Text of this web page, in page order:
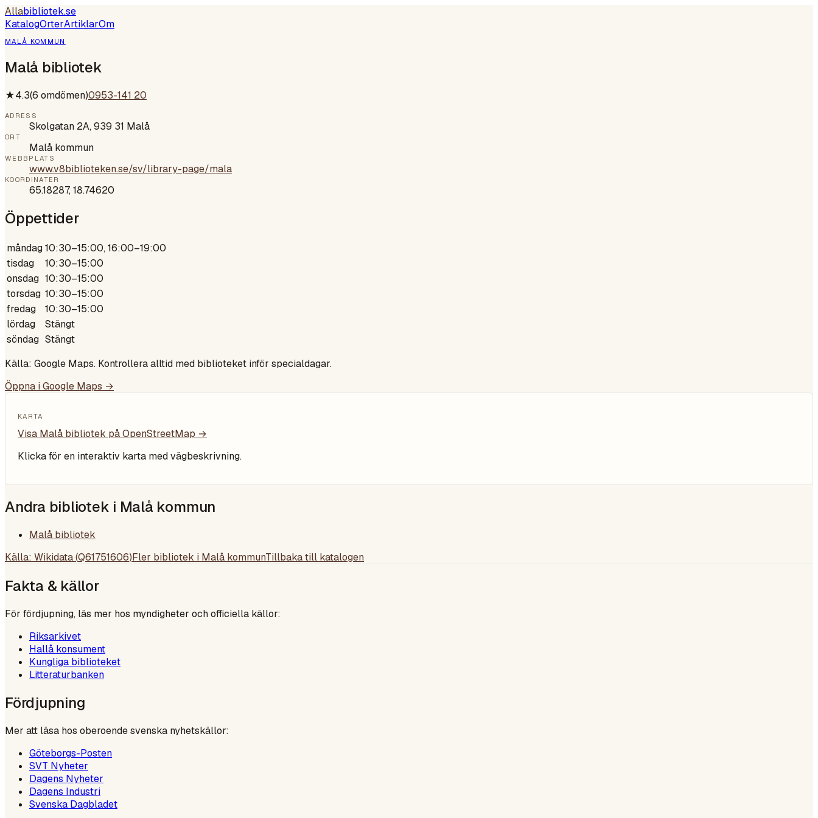
Allabibliotek.se
KatalogOrterArtiklarOm
MALÅ KOMMUN
Malå bibliotek
★4.3(6 omdömen)0953-141 20
ADRESS
Skolgatan 2A, 939 31 Malå
ORT
Malå kommun
WEBBPLATS
www.v8biblioteken.se/sv/library-page/mala
KOORDINATER
65.18287,18.74620
Öppettider
måndag10:30–15:00, 16:00–19:00
tisdag
10:30–15:00
onsdag 10:30–15:00
torsdag 10:30–15:00
fredag
10:30–15:00
lördag
Stängt
söndag Stängt
Källa: Google Maps. Kontrollera alltid med biblioteket inför specialdagar.
Öppna i Google Maps →
KARTA
Visa Malå bibliotek på OpenStreetMap →
Klicka för en interaktiv karta med vägbeskrivning.
Andra bibliotek i Malå kommun
Malå bibliotek
Källa: Wikidata (Q61751606)Fler bibliotek i Malå kommunTillbaka till katalogen
Fakta & källor
För fördjupning, läs mer hos myndigheter och officiella källor:
Riksarkivet
Hallå konsument
Kungliga biblioteket
Litteraturbanken
Fördjupning
Mer att läsa hos oberoende svenska nyhetskällor:
Göteborgs-Posten
SVT Nyheter
Dagens Nyheter
Dagens Industri
Svenska Dagbladet